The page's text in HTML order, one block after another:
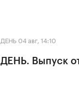
ДЕНЬ 04 авг, 14:10
ДЕНЬ. Выпуск